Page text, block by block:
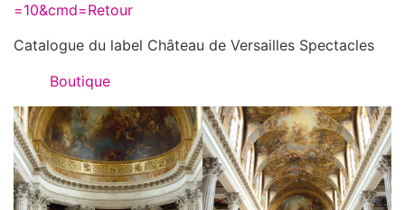
=10&cmd=Retour
Catalogue du label Château de Versailles Spectacles
Boutique